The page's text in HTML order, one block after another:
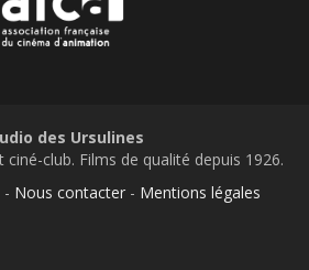
des Ursulines
ciné-club. Films de qualité depuis 1926.
- Nous contacter - Mentions légales